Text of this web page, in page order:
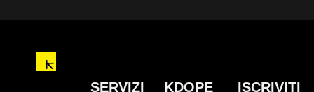
SERVIZI
KDOPE
ISCRIVITI